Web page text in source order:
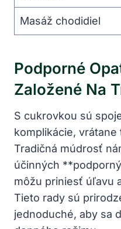
Masáž chodidiel
Podporné
Založené Na
S cukrovkou sú
komplikácie,
Tradičná múdrosť
účinných
môžu priniesť úľavu
Tieto rady sú
jednoduché, aby sa